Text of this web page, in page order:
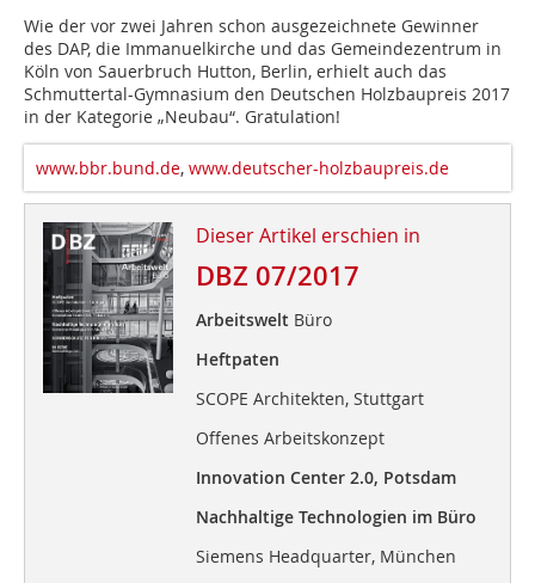
Wie der vor zwei Jahren schon ausgezeichnete Gewinner
des DAP, die Immanuelkirche und das Gemeindezentrum in
Köln von Sauerbruch Hutton, Berlin, erhielt auch das
Schmuttertal-Gymnasium den Deutschen Holzbaupreis 2017
in der Kategorie „Neubau“. Gratulation!
www.bbr.bund.de, www.deutscher-holzbaupreis.de
Dieser Artikel erschien in
DBZ 07/2017
Arbeitswelt Büro
Heftpaten
SCOPE Architekten, Stuttgart
Offenes Arbeitskonzept
Innovation Center 2.0, Potsdam
Nachhaltige Technologien im Büro
Siemens Headquarter, München